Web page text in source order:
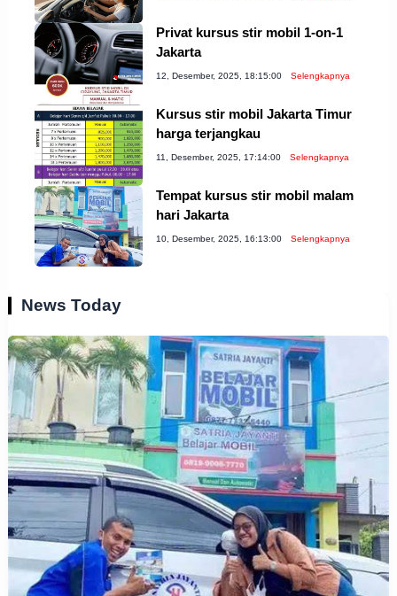
Privat kursus stir mobil 1-on-1
Jakarta
12, Desember, 2025, 18:15:00 Selengkapnya
Kursus stir mobil Jakarta Timur
harga terjangkau
11, Desember, 2025, 17:14:00 Selengkapnya
Tempat kursus stir mobil malam
hari Jakarta
10, Desember, 2025, 16:13:00 Selengkapnya
News Today